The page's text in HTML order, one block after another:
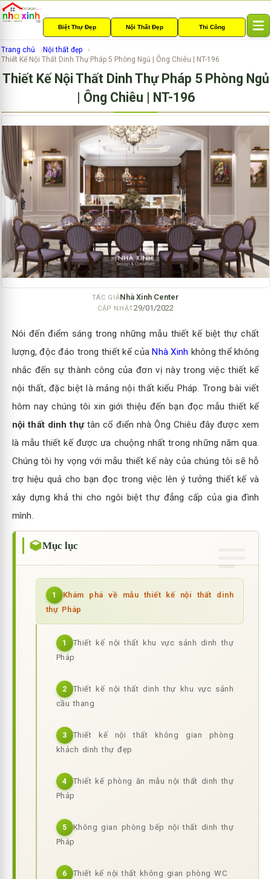
Biệt Thự Đẹp Nội Thất Đẹp Thi Công
a
v
Trang chủ
Nội thất đẹp
Thiết Kế Nội Thất Dinh Thự Pháp 5 Phòng Ngủ | Ông Chiêu | NT-196
Thiết Kế Nội Thất Dinh Thự Pháp 5 Phòng Ngủ
| Ông Chiêu | NT-196
TÁC GIẢNhà Xinh Center
CẬP NHẬT29/01/2022
Nói đến điểm sáng trong những mẫu thiết kế biệt thự chất
lượng, độc đáo trong thiết kế củaNhà Xinh không thể không
nhắc đến sự thành công của đơn vị này trong việc thiết kế
nội thất, đặc biệt là mảng nội thất kiểu Pháp. Trong bài viết
hôm nay chúng tôi xin giới thiệu đến bạn đọc mẫu thiết kế
nội thất dinh thựtân cổ điển nhà Ông Chiêu đây được xem
là mẫu thiết kế được ưa chuộng nhất trong những năm qua.
Chúng tôi hy vọng với mẫu thiết kế này của chúng tôi sẽ hỗ
trợ hiệu quả cho bạn đọc trong việc lên ý tưởng thiết kế và
xây dựng khả thi cho ngôi biệt thự đẳng cấp của gia đình
mình.
Mục lục
1
Khám phá về mẫu thiết kế nội thất dinh
thự Pháp
1
Thiết kế nội thất khu vực sảnh dinh thự
Pháp
2
Thiết kế nội thất dinh thự khu vực sảnh
cầu thang
3
Thiết kế nội thất không gian phòng
khách dinh thự đẹp
4
Thiết kế phòng ăn mẫu nội thất dinh thự
Pháp
5
Không gian phòng bếp nội thất dinh thự
Pháp
6 Thiết kế nội thất không gian phòng WC